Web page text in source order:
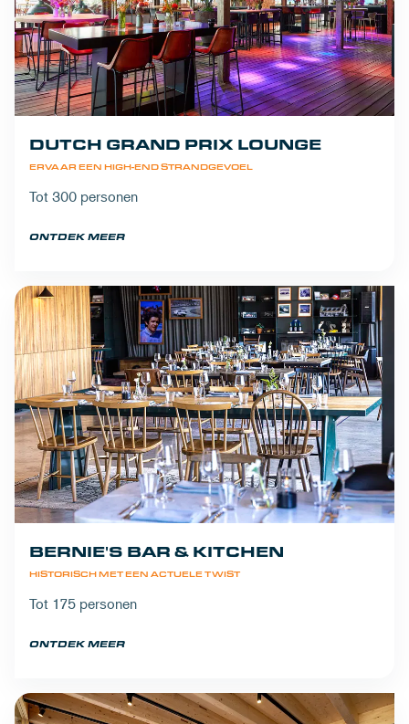
ERVAAR EEN HIGH-END STRANDGEVOEL
DUTCH GRAND PRIX LOUNGE
Tot 300 personen
ONTDEK MEER
HISTORISCH MET EEN ACTUELE TWIST
BERNIE'S BAR & KITCHEN
Tot 175 personen
ONTDEK MEER